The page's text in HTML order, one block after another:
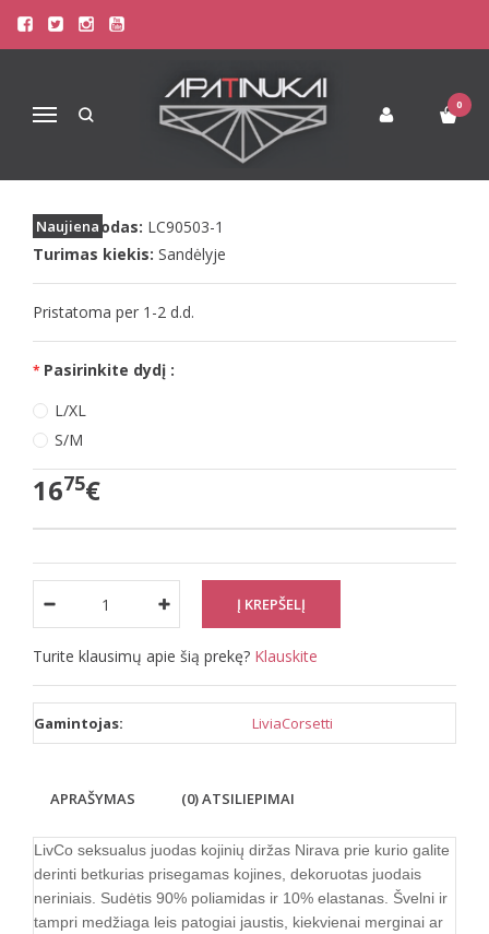
Navigacija
0
Pagrindinis
Apatinis Trikotažas Moterims
Seksualūs Moteriški Apatiniai
LIVCO SEKSUALUS JUODAS KOJINIŲ
Naujiena
Prekės kodas: LC90503-1
Turimas kiekis: Sandėlyje
Pristatoma per 1-2 d.d.
Pasirinkite dydį :
L/XL
S/M
1675€
Turite klausimų apie šią prekę? Klauskite
Gamintojas: LiviaCorsetti
APRAŠYMAS (0) ATSILIEPIMAI
LivCo seksualus juodas kojinių diržas Nirava prie kurio galite
derinti betkurias prisegamas kojines, dekoruotas juodais
neriniais. Sudėtis 90% poliamidas ir 10% elastanas. Švelni ir
tampri medžiaga leis patogiai jaustis, kiekvienai merginai ar